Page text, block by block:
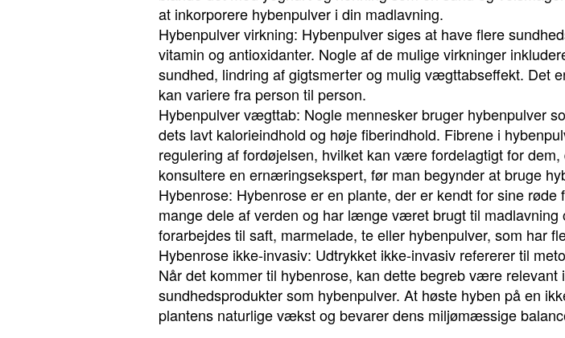
at inkorporere hybenpulver i din madlavning.
Hybenpulver virkning: Hybenpulver siges at have flere
vitamin og antioxidanter. Nogle af de mulige virkninger
sundhed, lindring af gigtsmerter og mulig vægttabseffekt. Det
kan variere fra person til person.
Hybenpulver vægttab: Nogle mennesker bruger hybenpulver
dets lavt kalorieindhold og høje fiberindhold. Fibrene i
regulering af fordøjelsen, hvilket kan være fordelagtigt for
konsultere en ernæringsekspert, før man begynder at bruge
Hybenrose: Hybenrose er en plante, der er kendt for sine
mange dele af verden og har længe været brugt til
forarbejdes til saft, marmelade, te eller hybenpulver, som har
Hybenrose ikke-invasiv: Udtrykket ikke-invasiv refererer til
Når det kommer til hybenrose, kan dette begreb være
sundhedsprodukter som hybenpulver. At høste hyben på en
plantens naturlige vækst og bevarer dens miljømæssige